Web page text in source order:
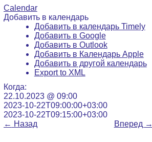
Calendar
Добавить в календарь
Добавить в календарь Timely
Добавить в Google
Добавить в Outlook
Добавить в Календарь Apple
Добавить в другой календарь
Export to XML
Когда:
22.10.2023 @ 09:00
2023-10-22T09:00:00+03:00
2023-10-22T09:15:00+03:00
← Назад Вперед →